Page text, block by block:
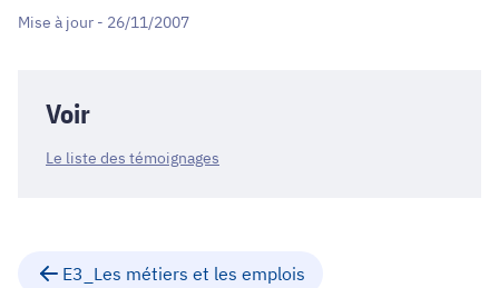
Mise à jour - 26/11/2007
Voir
Le liste des témoignages
E3_Les métiers et les emplois